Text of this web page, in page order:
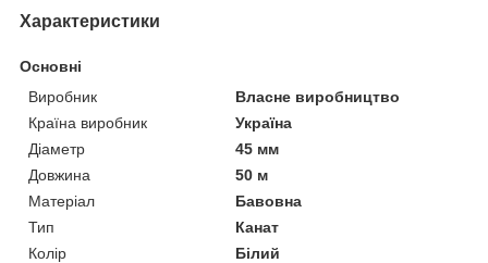
Характеристики
Основні
Виробник
Власне виробництво
Країна виробник
Україна
Діаметр
45 мм
Довжина
50 м
Матеріал
Бавовна
Тип
Канат
Колір
Білий